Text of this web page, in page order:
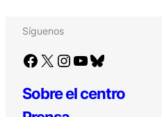
Síguenos
Facebook X Instagram YouTube Bluesky
Sobre el centro